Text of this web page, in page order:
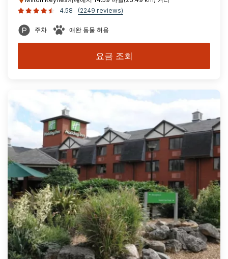
4.58
(2249 reviews)
주차 애완 동물 허용
요금 조회